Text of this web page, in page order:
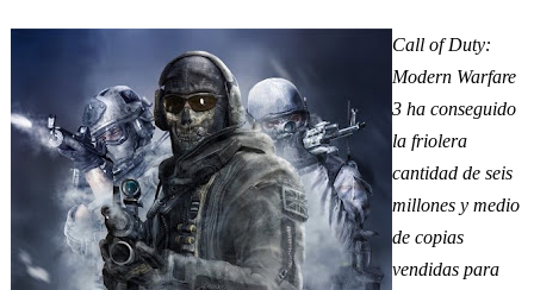
Call of Duty:
Modern Warfare
3 ha conseguido
la friolera
cantidad de seis
millones y medio
de copias
vendidas para